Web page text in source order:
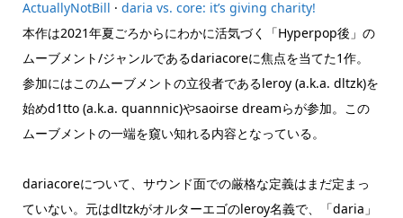
ActuallyNotBill · daria vs. core: it’s giving charity!
本作は2021年夏ごろからにわかに活気づく「Hyperpop後」の
ムーブメント/ジャンルであるdariacoreに焦点を当てた1作。
参加にはこのムーブメントの立役者であるleroy (a.k.a. dltzk)を
始めd1tto (a.k.a. quannnic)やsaoirse dreamらが参加。この
ムーブメントの一端を窺い知れる内容となっている。
dariacoreについて、サウンド面での厳格な定義はまだ定まっ
ていない。元はdltzkがオルターエゴのleroy名義で、「daria」